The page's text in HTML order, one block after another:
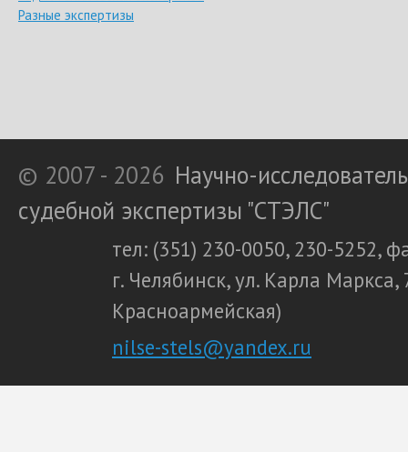
Разные экспертизы
© 2007 - 2026 Научно-
судебной экспертизы "СТЭЛС"
тел: (351) 230-0050, 230-5252,
г. Челябинск, ул. Карла
Красноармейская)
nilse-stels@yandex.ru